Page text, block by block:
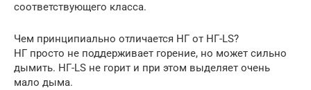
соответствующего класса.
Чем принципиально отличается НГ от НГ-LS?
НГ просто не поддерживает горение, но может сильно
дымить. НГ-LS не горит и при этом выделяет очень
мало дыма.